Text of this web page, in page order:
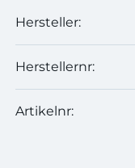
Hersteller:
Herstellernr:
Artikelnr: